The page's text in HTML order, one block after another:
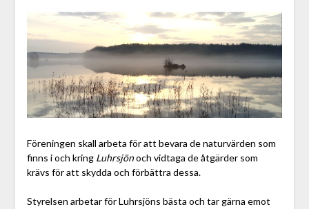
Föreningen skall arbeta för att bevara de naturvärden som
finns i och kring Luhrsjönoch vidtaga de åtgärder som
krävs för att skydda och förbättra dessa.
Styrelsen arbetar för Luhrsjöns bästa och tar gärna emot